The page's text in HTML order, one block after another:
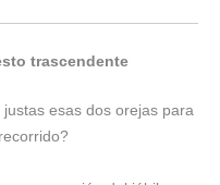
trascendente
esas dos orejas para